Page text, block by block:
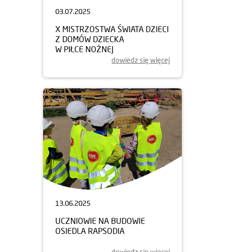
03.07.2025
X MISTRZOSTWA ŚWIATA DZIECI
Z DOMÓW DZIECKA
W PIŁCE NOŻNEJ
dowiedz się więcej
13.06.2025
UCZNIOWIE NA BUDOWIE
OSIEDLA RAPSODIA